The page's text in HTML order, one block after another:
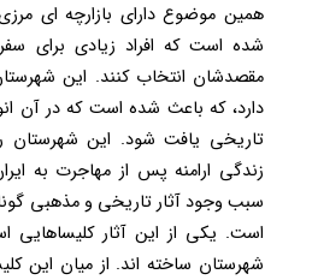
همین موضوع دارای بازارچه ای
شده است که افراد زیادی برای
مقصدشان انتخاب کنند. این
دارد، که باعث شده است که در آن
تاریخی یافت شود. این شهرستان
زندگی ارامنه پس از مهاجرت به
سبب وجود آثار تاریخی و مذهبی
است. یکی از این آثار
شهرستان ساخته اند. از میان این